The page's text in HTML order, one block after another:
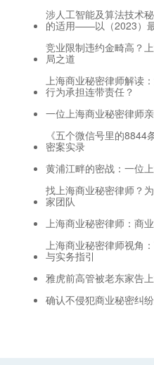
涉人工智能及算法技术
的适用——以（2023）
竞业限制违约金畸高？
局之道
上海商业秘密律师解读
行为承担连带责任？
一位上海商业秘密律师
《五个微信号里的
密案实录
黄浦江畔的密战：一位
找上海商业秘密律师？
家团队
上海商业秘密律师：商
上海商业秘密律师视角
与实务指引
雅虎前高管被老东家告
确认不侵犯商业秘密纠